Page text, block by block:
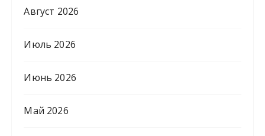
Август 2026
Июль 2026
Июнь 2026
Май 2026